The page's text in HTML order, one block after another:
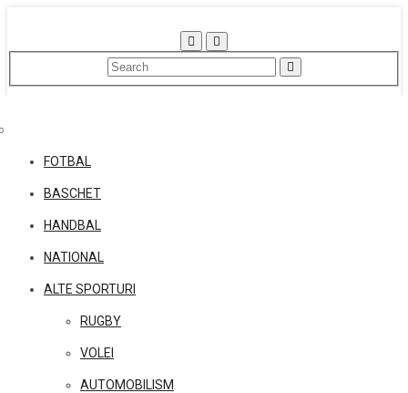
FOTBAL
BASCHET
HANDBAL
NATIONAL
ALTE SPORTURI
RUGBY
VOLEI
AUTOMOBILISM